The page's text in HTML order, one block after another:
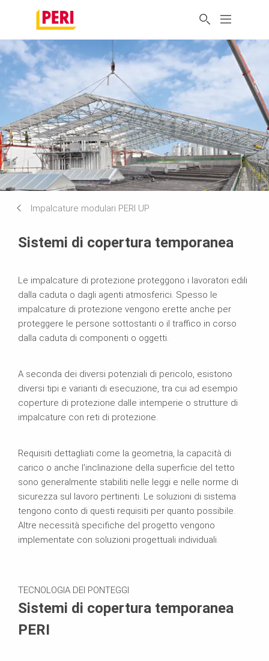
Impalcature modulari PERI UP
Sistemi di copertura temporanea
Le impalcature di protezione proteggono i lavoratori edili
dalla caduta o dagli agenti atmosferici. Spesso le
impalcature di protezione vengono erette anche per
proteggere le persone sottostanti o il traffico in corso
dalla caduta di componenti o oggetti.
A seconda dei diversi potenziali di pericolo, esistono
diversi tipi e varianti di esecuzione, tra cui ad esempio
coperture di protezione dalle intemperie o strutture di
impalcature con reti di protezione.
Requisiti dettagliati come la geometria, la capacità di
carico o anche l'inclinazione della superficie del tetto
sono generalmente stabiliti nelle leggi e nelle norme di
sicurezza sul lavoro pertinenti. Le soluzioni di sistema
tengono conto di questi requisiti per quanto possibile.
Altre necessità specifiche del progetto vengono
implementate con soluzioni progettuali individuali.
TECNOLOGIA DEI PONTEGGI
Sistemi di copertura temporanea
PERI